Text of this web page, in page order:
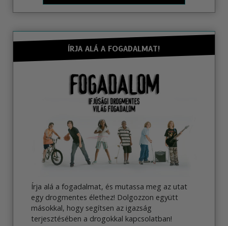
ÍRJA ALÁ A FOGADALMAT!
Írja alá a fogadalmat, és mutassa meg az utat
egy drogmentes élethez! Dolgozzon együtt
másokkal, hogy segítsen az igazság
terjesztésében a drogokkal kapcsolatban!